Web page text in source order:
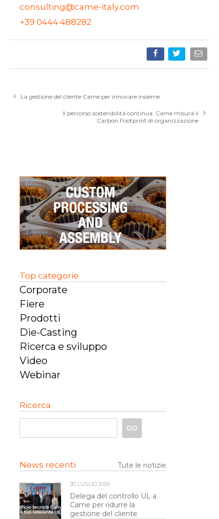
consulting@came-italy.com
+39 0444 488282
La gestione del cliente Came per innovare insieme
Il percorso sostenibilità continua: Came misura il
Carbon Footprint di organizzazione
Top categorie
Corporate
Fiere
Prodotti
Die-Casting
Ricerca e sviluppo
Video
Webinar
Ricerca
News recenti Tute le notizie
30 LUGLIO 2026
Delega del controllo UL a
Came per ridurre la
gestione del cliente